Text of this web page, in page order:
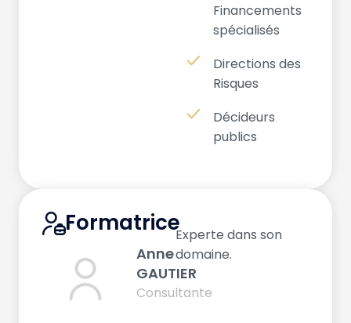
Financements
spécialisés
Directions des
Risques
Décideurs
publics
Formatrice
Anne
GAUTIER
Consultante
Experte dans son
domaine.